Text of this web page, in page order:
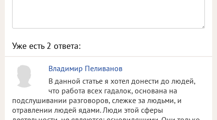
Уже есть 2 ответа:
Владимир Пеливанов
В данной статье я хотел донести до людей,
что работа всех гадалок, основана на
подслушивании разговоров, слежке за людьми, и
отравлении людей ядами. Люди этой сферы